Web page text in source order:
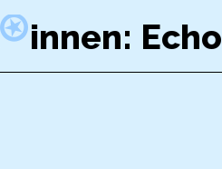
innen Echo